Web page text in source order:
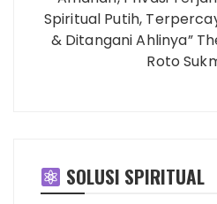
Spiritual Putih,
& Ditangani Ahlinya”
Roto
SOLUSI SPIRITUAL